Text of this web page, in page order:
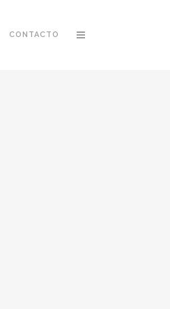
CONTACTO